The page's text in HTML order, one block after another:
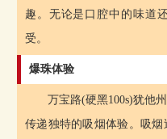
趣。无论是口腔中的味道
受。
爆珠体验
万宝路(硬黑100s)犹他
传递独特的吸烟体验。吸